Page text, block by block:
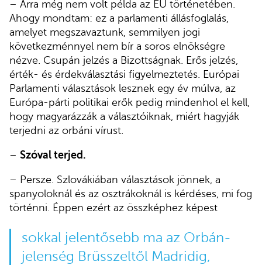
– Arra még nem volt példa az EU történetében.
Ahogy mondtam: ez a parlamenti állásfoglalás,
amelyet megszavaztunk, semmilyen jogi
következménnyel nem bír a soros elnökségre
nézve. Csupán jelzés a Bizottságnak. Erős jelzés,
érték- és érdekválasztási figyelmeztetés. Európai
Parlamenti választások lesznek egy év múlva, az
Európa-párti politikai erők pedig mindenhol el kell,
hogy magyarázzák a választóiknak, miért hagyják
terjedni az orbáni vírust.
– Szóval terjed.
– Persze. Szlovákiában választások jönnek, a
spanyoloknál és az osztrákoknál is kérdéses, mi fog
történni. Éppen ezért az összképhez képest
sokkal jelentősebb ma az Orbán-
jelenség Brüsszeltől Madridig,